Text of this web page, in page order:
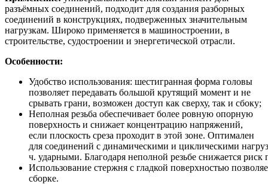
разъёмных соединений, подходит для создания разборных
соединений в конструкциях, подверженных значительным
нагрузкам. Широко применяется в машиностроении, в
строительстве, судостроении и энергетической отрасли.
Особенности:
Удобство использования: шестигранная форма головы
позволяет передавать большой крутящий момент и не
срывать грани, возможен доступ как сверху, так и сбоку;
Неполная резьба обеспечивает более ровную опорную
поверхность и снижает концентрацию напряжений,
если плоскость среза проходит в этой зоне. Оптимален
для соединений с динамическими и циклическими
ч. ударными. Благодаря неполной резьбе снижается
Использование стержня с гладкой поверхностью
сборке.